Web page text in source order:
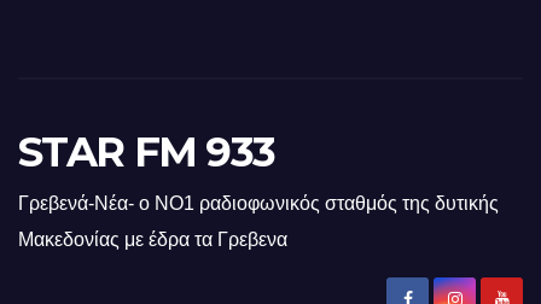
STAR FM 933
Γρεβενά-Νέα- ο ΝΟ1 ραδιοφωνικός σταθμός της δυτικής
Μακεδονίας με έδρα τα Γρεβενα